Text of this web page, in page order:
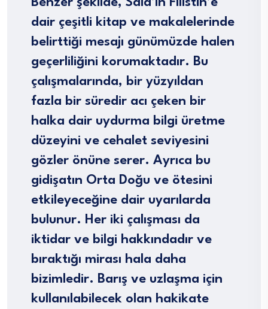
dair çeşitli kitap ve makalelerinde
belirttiği mesajı günümüzde halen
geçerliliğini korumaktadır. Bu
çalışmalarında, bir yüzyıldan
fazla bir süredir acı çeken bir
halka dair uydurma bilgi üretme
düzeyini ve cehalet seviyesini
gözler önüne serer. Ayrıca bu
gidişatın Orta Doğu ve ötesini
etkileyeceğine dair uyarılarda
bulunur. Her iki çalışması da
iktidar ve bilgi hakkındadır ve
bıraktığı mirası hala daha
bizimledir. Barış ve uzlaşma için
kullanılabilecek olan hakikate